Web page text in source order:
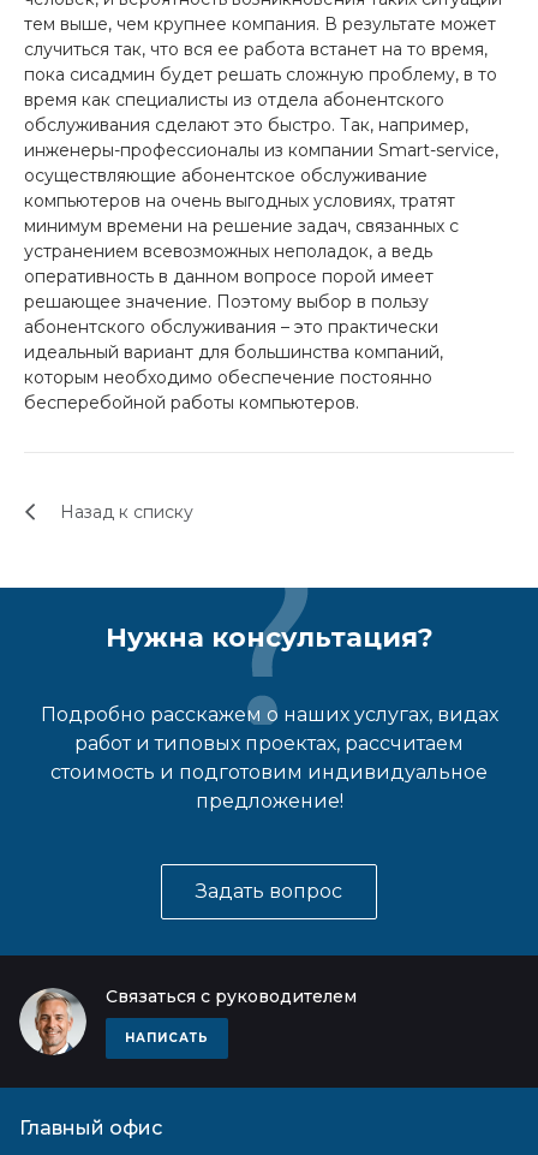
тем выше, чем крупнее компания. В результате может
случиться так, что вся ее работа встанет на то время,
пока сисадмин будет решать сложную проблему, в то
время как специалисты из отдела абонентского
обслуживания сделают это быстро. Так, например,
инженеры-профессионалы из компании Smart-service,
осуществляющие абонентское обслуживание
компьютеров на очень выгодных условиях, тратят
минимум времени на решение задач, связанных с
устранением всевозможных неполадок, а ведь
оперативность в данном вопросе порой имеет
решающее значение. Поэтому выбор в пользу
абонентского обслуживания – это практически
идеальный вариант для большинства компаний,
которым необходимо обеспечение постоянно
бесперебойной работы компьютеров.
Назад к списку
Нужна консультация?
Подробно расскажем о наших услугах, видах
работ и типовых проектах, рассчитаем
стоимость и подготовим индивидуальное
предложение!
Задать вопрос
Связаться с руководителем
НАПИСАТЬ
Главный офис